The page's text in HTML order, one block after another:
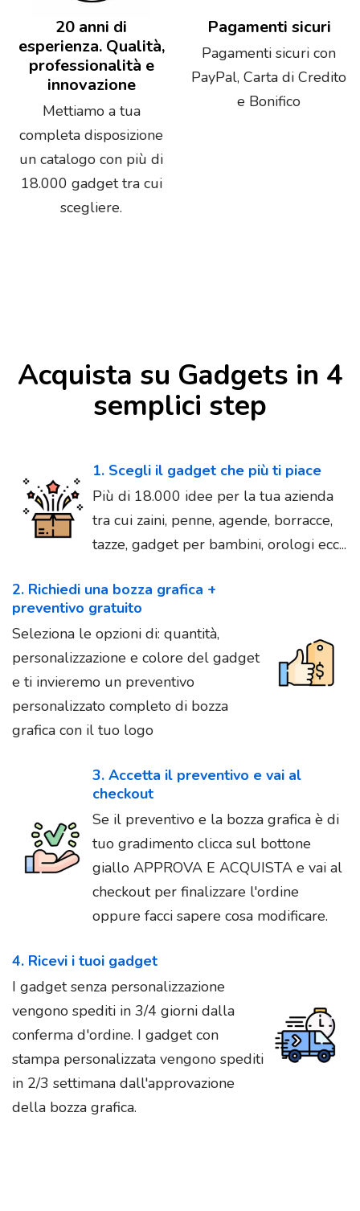
20 anni di
esperienza. Qualità,
professionalità e
innovazione
Mettiamo a tua
completa disposizione
un catalogo con più di
18.000 gadget tra cui
scegliere.
Pagamenti sicuri
Pagamenti sicuri con
PayPal, Carta di Credito
e Bonifico
Acquista su Gadgets in 4
semplici step
1. Scegli il gadget che più ti piace
Più di 18.000 idee per la tua azienda
tra cui zaini, penne, agende, borracce,
tazze, gadget per bambini, orologi ecc...
2. Richiedi una bozza grafica +
preventivo gratuito
Seleziona le opzioni di: quantità,
personalizzazione e colore del gadget
e ti invieremo un preventivo
personalizzato completo di bozza
grafica con il tuo logo
3. Accetta il preventivo e vai al
checkout
Se il preventivo e la bozza grafica è di
tuo gradimento clicca sul bottone
giallo APPROVA E ACQUISTA e vai al
checkout per finalizzare l'ordine
oppure facci sapere cosa modificare.
4. Ricevi i tuoi gadget
I gadget senza personalizzazione
vengono spediti in 3/4 giorni dalla
conferma d'ordine. I gadget con
stampa personalizzata vengono spediti
in 2/3 settimana dall'approvazione
della bozza grafica.